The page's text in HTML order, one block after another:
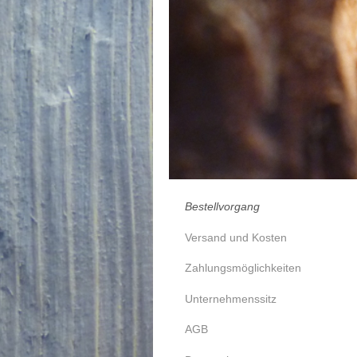
Bestellvorgang
Versand und Kosten
Zahlungsmöglichkeiten
Unternehmenssitz
AGB